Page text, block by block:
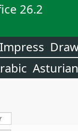
26.2
Impress
Asturian